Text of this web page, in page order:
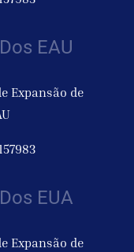
EAU
Expansão de
EUA
Expansão de